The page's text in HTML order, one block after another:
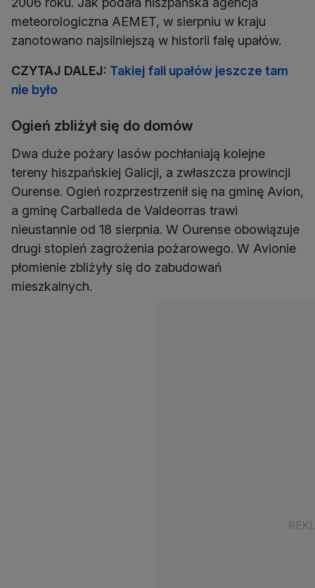
meteorologiczna AEMET, w sierpniu w kraju
zanotowano najsilniejszą w historii falę upałów.
CZYTAJ DALEJ: Takiej fali upałów jeszcze tam
nie było
Ogień zbliżył się do domów
Dwa duże pożary lasów pochłaniają kolejne
tereny hiszpańskiej Galicji, a zwłaszcza prowincji
Ourense. Ogień rozprzestrzenił się na gminę Avion,
a gminę Carballeda de Valdeorras trawi
nieustannie od 18 sierpnia. W Ourense obowiązuje
drugi stopień zagrożenia pożarowego. W Avionie
płomienie zbliżyły się do zabudowań
mieszkalnych.